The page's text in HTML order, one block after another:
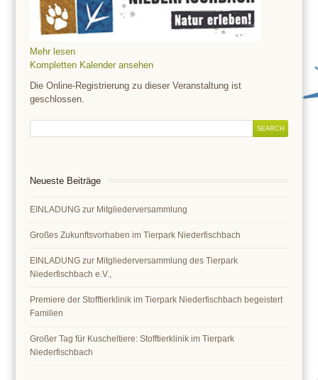
Mehr lesen
Kompletten Kalender ansehen
Die Online-Registrierung zu dieser Veranstaltung ist
geschlossen.
Neueste Beiträge
EINLADUNG zur Mitgliederversammlung
Großes Zukunftsvorhaben im Tierpark Niederfischbach
EINLADUNG zur Mitgliederversammlung des Tierpark
Niederfischbach e.V.,
Premiere der Stofftierklinik im Tierpark Niederfischbach begeistert
Familien
Großer Tag für Kuscheltiere: Stofftierklinik im Tierpark
Niederfischbach